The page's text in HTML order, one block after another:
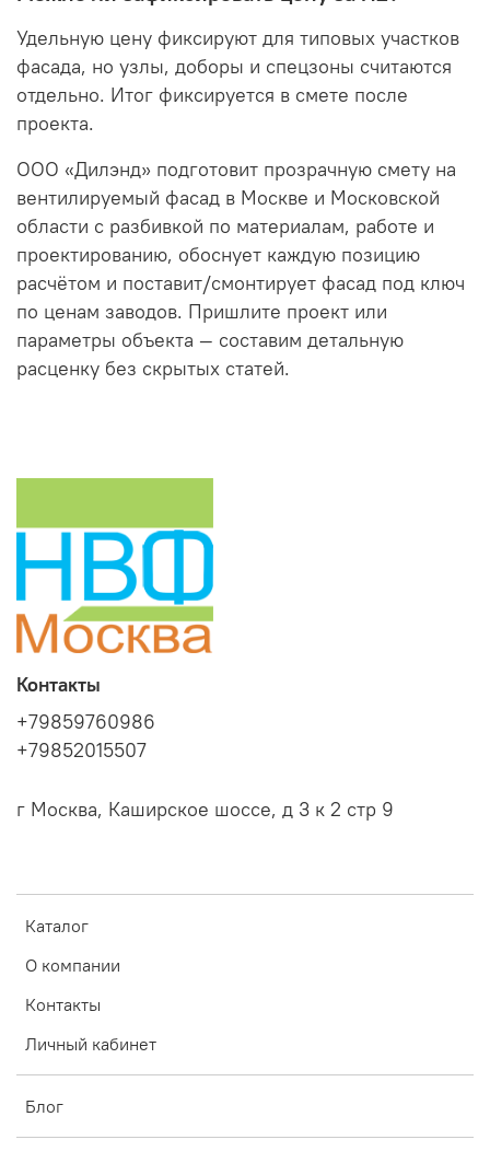
Удельную цену фиксируют для типовых участков
фасада, но узлы, доборы и спецзоны считаются
отдельно. Итог фиксируется в смете после
проекта.
ООО «Дилэнд» подготовит прозрачную смету на
вентилируемый фасад в Москве и Московской
области с разбивкой по материалам, работе и
проектированию, обоснует каждую позицию
расчётом и поставит/смонтирует фасад под ключ
по ценам заводов. Пришлите проект или
параметры объекта — составим детальную
расценку без скрытых статей.
Каталог
О компании
Контакты
Личный кабинет
Блог
Контакты
+79859760986
+79852015507
г Москва, Каширское шоссе, д 3 к 2 стр 9